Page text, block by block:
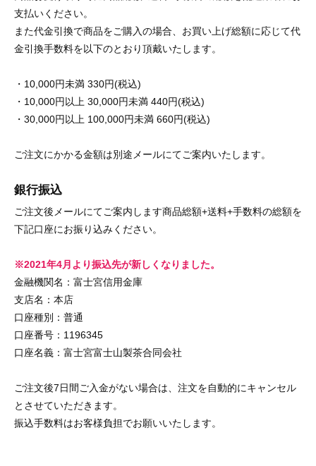
支払いください。
また代金引換で商品をご購入の場合、お買い上げ総額に応じて代
金引換手数料を以下のとおり頂戴いたします。
・10,000円未満 330円(税込)
・10,000円以上 30,000円未満 440円(税込)
・30,000円以上 100,000円未満 660円(税込)
ご注文にかかる金額は別途メールにてご案内いたします。
銀行振込
ご注文後メールにてご案内します商品総額+送料+手数料の総額を
下記口座にお振り込みください。
※2021年4月より振込先が新しくなりました。
金融機関名：富士宮信用金庫
支店名：本店
口座種別：普通
口座番号：1196345
口座名義：富士宮富士山製茶合同会社
ご注文後7日間ご入金がない場合は、注文を自動的にキャンセル
とさせていただきます。
振込手数料はお客様負担でお願いいたします。